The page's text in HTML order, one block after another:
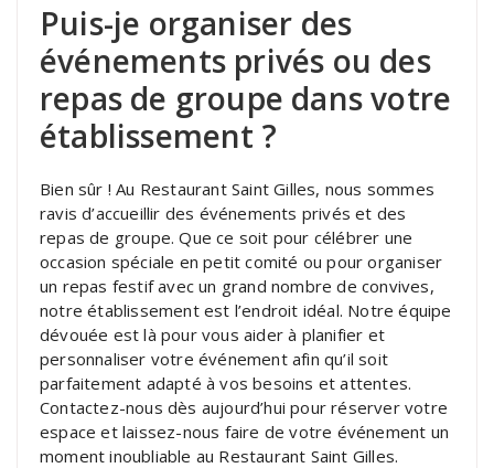
Puis-je organiser des
événements privés ou des
repas de groupe dans votre
établissement ?
Bien sûr ! Au Restaurant Saint Gilles, nous sommes
ravis d’accueillir des événements privés et des
repas de groupe. Que ce soit pour célébrer une
occasion spéciale en petit comité ou pour organiser
un repas festif avec un grand nombre de convives,
notre établissement est l’endroit idéal. Notre équipe
dévouée est là pour vous aider à planifier et
personnaliser votre événement afin qu’il soit
parfaitement adapté à vos besoins et attentes.
Contactez-nous dès aujourd’hui pour réserver votre
espace et laissez-nous faire de votre événement un
moment inoubliable au Restaurant Saint Gilles.